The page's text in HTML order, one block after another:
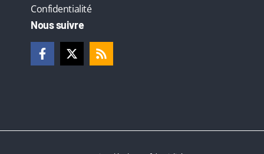
Confidentialité
Nous suivre